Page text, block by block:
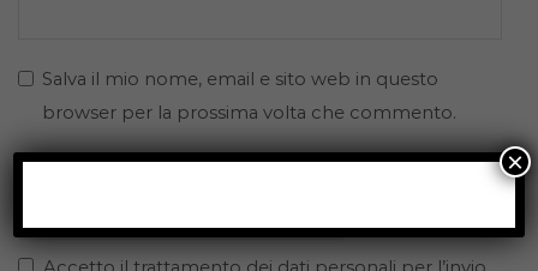
Salva il mio nome, email e sito web in questo
browser per la prossima volta che commento.
×